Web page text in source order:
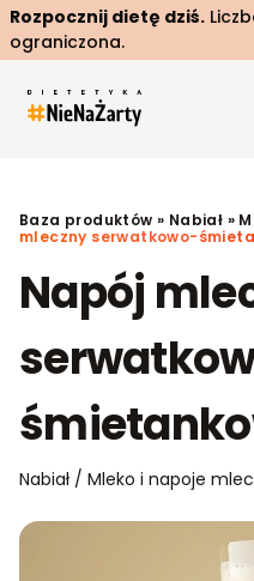
Rozpocznij dietę dziś.
ograniczona.
Baza produktów » Nabiał »
mleczny serwatkowo-
Napój
Nabiał / Mleko i napoje